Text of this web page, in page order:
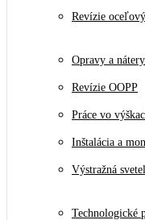
Revízie
Opravy a
Revízie OOPP
Práce vo
Inštalácia a
Výstražná
Technologické